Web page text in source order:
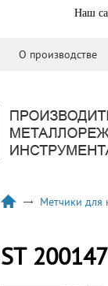
Наш
О производстве
Метчики для
ST 200147